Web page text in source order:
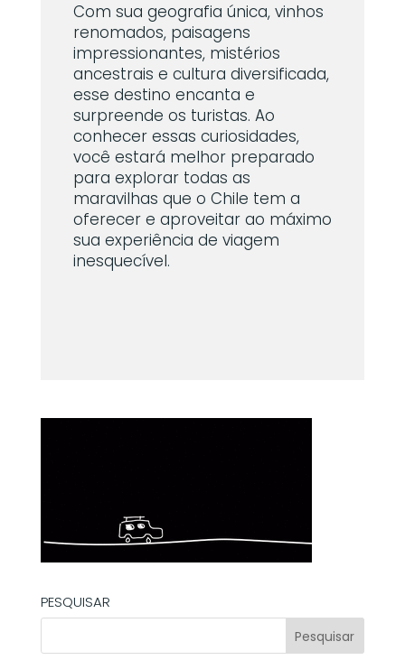
Com sua geografia única, vinhos
renomados, paisagens
impressionantes, mistérios
ancestrais e cultura diversificada,
esse destino encanta e
surpreende os turistas. Ao
conhecer essas curiosidades,
você estará melhor preparado
para explorar todas as
maravilhas que o Chile tem a
oferecer e aproveitar ao máximo
sua experiência de viagem
inesquecível.
PESQUISAR